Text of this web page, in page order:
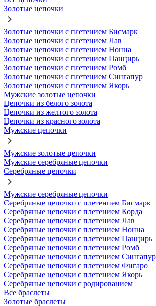
Золотые цепочки
Золотые цепочки с плетением Бисмарк
Золотые цепочки с плетением Лав
Золотые цепочки с плетением Нонна
Золотые цепочки с плетением Панцирь
Золотые цепочки с плетением Ромб
Золотые цепочки с плетением Сингапур
Золотые цепочки с плетением Якорь
Мужские золотые цепочки
Цепочки из белого золота
Цепочки из желтого золота
Цепочки из красного золота
Мужские цепочки
Мужские золотые цепочки
Мужские серебряные цепочки
Серебряные цепочки
Мужские серебряные цепочки
Серебряные цепочки с плетением Бисмарк
Серебряные цепочки с плетением Корда
Серебряные цепочки с плетением Лав
Серебряные цепочки с плетением Нонна
Серебряные цепочки с плетением Панцирь
Серебряные цепочки с плетением Ромб
Серебряные цепочки с плетением Сингапур
Серебряные цепочки с плетением Фигаро
Серебряные цепочки с плетением Якорь
Серебряные цепочки с родированием
Все браслеты
Золотые браслеты